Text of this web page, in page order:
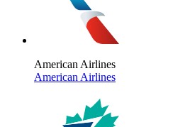
American Airlines
American Airlines